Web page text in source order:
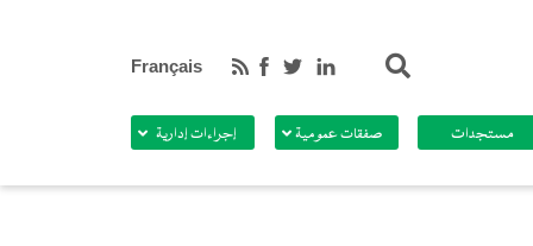
Français
مستجدات صفقات عمومية إجراءات إدارية